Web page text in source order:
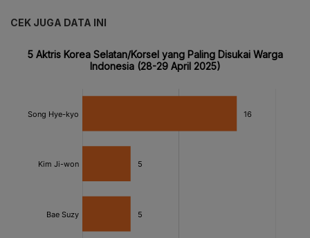
CEK JUGA DATA INI